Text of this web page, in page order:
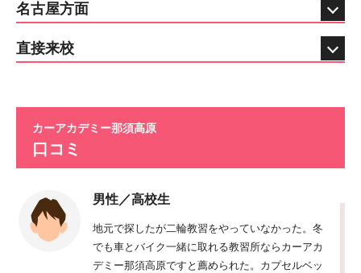
名古屋方面
直接来校
カーアカデミー那須高原
口コミ
男性／高校生
地元で探したが二輪教習をやっていなかった。冬
でも車とバイク一緒に取れる教習所ならカーアカ
デミー那須高原ですと薦められた。カプセルベッ